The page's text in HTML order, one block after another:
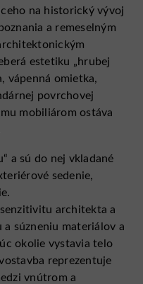
na historický vývoj
a remeselným
estetiku „hrubej
vápenná omietka,
povrchovej
mobiliárom ostáva
a sú do nej vkladané
sedenie,
architekta a
súzneniu materiálov a
okolie vystavia telo
reprezentuje
vnútrom a